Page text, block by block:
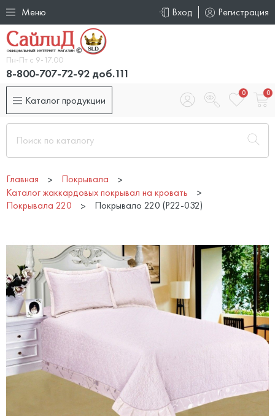
Меню Вход Регистрация
Пн-Пт с 9-17.00
8-800-707-72-92 доб.111
Каталог продукции
0 0
Главная
Покрывала
Каталог жаккардовых покрывал на кровать
Покрывала 220
Покрывало 220 (P22-032)